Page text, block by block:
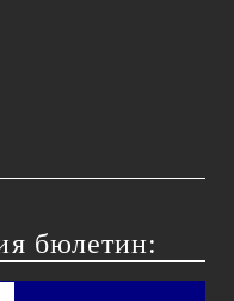
бюлетин: